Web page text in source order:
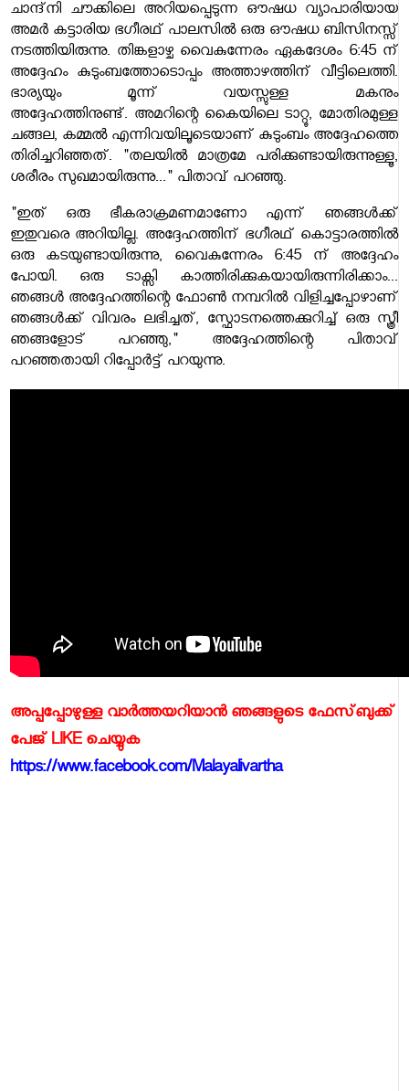
ചാന്ദ്‌നി ചൗക്കിലെ അറിയപ്പെടുന്ന ഔഷധ വ്യാപാരിയായ
അമർ കട്ടാരിയ ഭഗീരഥ് പാലസിൽ ഒരു ഔഷധ ബിസിനസ്സ്
നടത്തിയിരുന്നു. തിങ്കളാഴ്ച വൈകുന്നേരം ഏകദേശം 6:45 ന്
അദ്ദേഹം കുടുംബത്തോടൊപ്പം അത്താഴത്തിന് വീട്ടിലെത്തി.
ഭാര്യയും മൂന്ന് വയസ്സുള്ള മകനും
അദ്ദേഹത്തിനുണ്ട്. അമറിന്റെ കൈയിലെ ടാറ്റൂ, മോതിരമുള്ള
ചങ്ങല, കമ്മൽ എന്നിവയിലൂടെയാണ് കുടുംബം അദ്ദേഹത്തെ
തിരിച്ചറിഞ്ഞത്. "തലയിൽ മാത്രമേ പരിക്കുണ്ടായിരുന്നുള്ളൂ,
ശരീരം സുഖമായിരുന്നു..." പിതാവ് പറഞ്ഞു.
"ഇത് ഒരു ഭീകരാക്രമണമാണോ എന്ന് ഞങ്ങൾക്ക്
ഇതുവരെ അറിയില്ല. അദ്ദേഹത്തിന് ഭഗീരഥ് കൊട്ടാരത്തിൽ
ഒരു കടയുണ്ടായിരുന്നു, വൈകുന്നേരം 6:45 ന് അദ്ദേഹം
പോയി. ഒരു ടാക്സി കാത്തിരിക്കുകയായിരുന്നിരിക്കാം...
ഞങ്ങൾ അദ്ദേഹത്തിന്റെ ഫോൺ നമ്പറിൽ വിളിച്ചപ്പോഴാണ്
ഞങ്ങൾക്ക് വിവരം ലഭിച്ചത്, സ്ഫോടനത്തെക്കുറിച്ച് ഒരു സ്ത്രീ
ഞങ്ങളോട് പറഞ്ഞു," അദ്ദേഹത്തിന്റെ പിതാവ്
പറഞ്ഞതായി റിപ്പോർട്ട് പറയുന്നു.
അപ്പപ്പോഴുള്ള വാര്‍ത്തയറിയാന്‍ ഞങ്ങളുടെ ഫേസ്‌ബുക്ക്‌
പേജ് LIKE ചെയ്യുക
https://www.facebook.com/Malayalivartha